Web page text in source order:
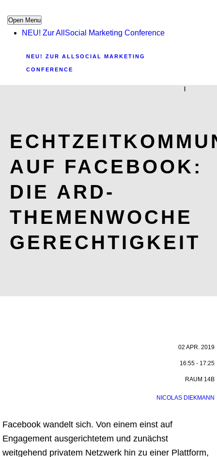
Open Menu
NEU! Zur AllSocial Marketing Conference
NEU! ZUR ALLSOCIAL MARKETING
CONFERENCE
|
AUF FACEBOOK:
DIE ARD-
THEMENWOCHE
GERECHTIGKEIT
02 APR. 2019
16:55 - 17:25
RAUM 14B
NICOLAS DIEKMANN
Facebook wandelt sich. Von einem einst auf
Engagement ausgerichtetem und zunächst
weitgehend privatem Netzwerk hin zu einer Plattform,